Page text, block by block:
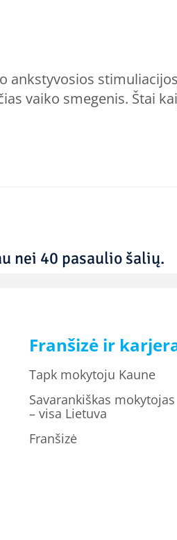
ankstyvosios
vaiko smegenis. Štai
nei 40 pasaulio šalių.
Franšizė ir
Tapk mokytoju Kaune
Savarankiškas mokytojas
– visa Lietuva
Franšizė